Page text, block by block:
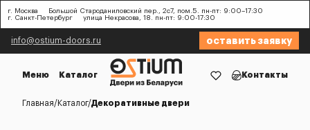
г. Москва
Большой Староданиловский пер., 2с7, пом.5. пн-пт: 9:00–17:30
г. Санкт-Петербург
улица Некрасова, 18. пн-пт: 9:00-17:30
info@ostium-doors.ru оставить заявку
Меню Каталог Контакты
Главная Каталог Декоративные двери